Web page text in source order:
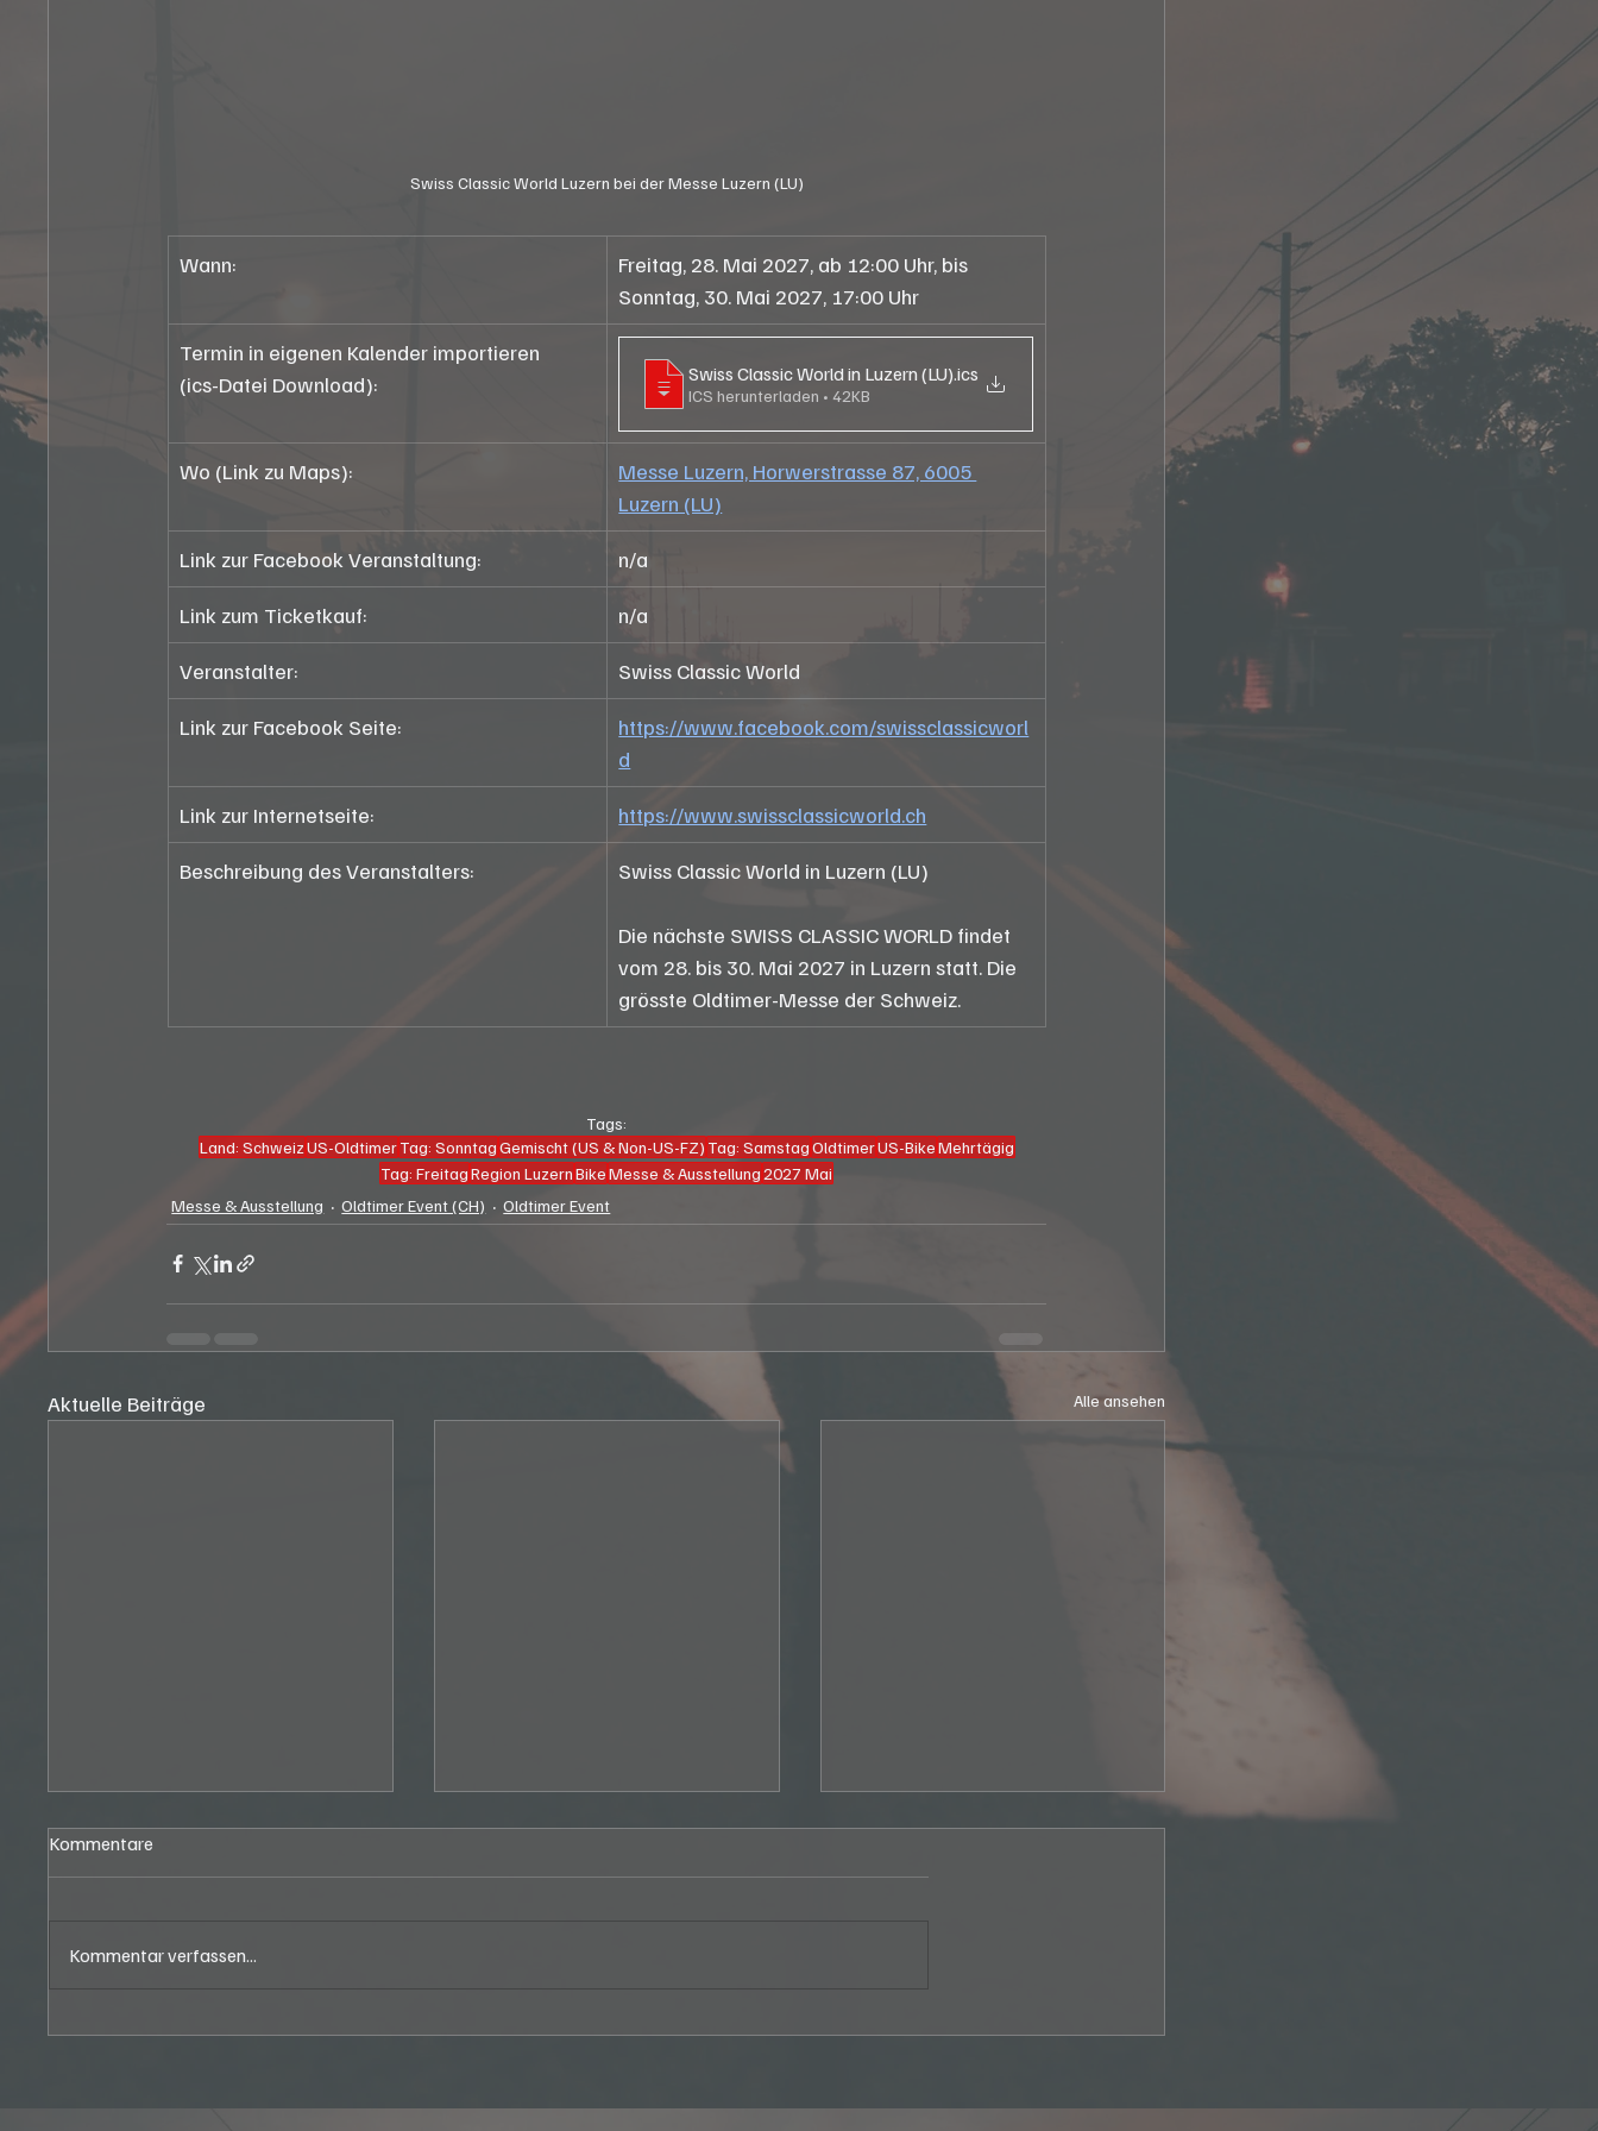
Swiss Classic World Luzern bei der Messe Luzern (LU)
Wann:
Freitag, 28. Mai 2027, ab 12:00 Uhr, bis
Sonntag, 30. Mai 2027, 17:00 Uhr
Termin in eigenen Kalender importieren
(ics-Datei Download):
Swiss Classic World in Luzern (LU).ics
ICS herunterladen • 42KB
Wo (Link zu Maps):
Messe Luzern, Horwerstrasse 87, 6005
Luzern (LU)
Link zur Facebook Veranstaltung: n/a
Link zum Ticketkauf: n/a
Veranstalter: Swiss Classic World
Link zur Facebook Seite:
https://www.facebook.com/swissclassicworl
d
Link zur Internetseite: https://www.swissclassicworld.ch
Beschreibung des Veranstalters: Swiss Classic World in Luzern (LU)
Die nächste SWISS CLASSIC WORLD findet
vom 28. bis 30. Mai 2027 in Luzern statt. Die
grösste Oldtimer-Messe der Schweiz.
Tags:
Land: SchweizUS-OldtimerTag: SonntagGemischt (US & Non-US-FZ) Tag: SamstagOldtimerUS-BikeMehrtägig
Tag: FreitagRegion LuzernBikeMesse & Ausstellung2027 Mai
Messe & Ausstellung
Oldtimer Event (CH) Oldtimer Event
Aktuelle Beiträge Alle ansehen
Sonntag, 09.08.2026, 02:00 Uhr
ab 18:00 Uhr
Kommentare
Kommentar verfassen...